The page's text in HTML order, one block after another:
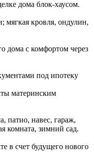
дома блок-хаусом.
кровля, ондулин,
дома с комфортом через
под ипотеку
материнским
патио, навес, гараж,
комната, зимний сад.
в счет будущего нового